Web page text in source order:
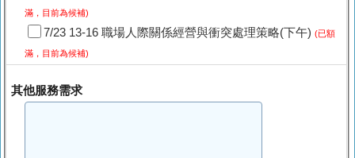
滿，目前為候補)
7/23 13-16 職場人際關係經營與衝突處理策略(下午) (已額
滿，目前為候補)
其他服務需求